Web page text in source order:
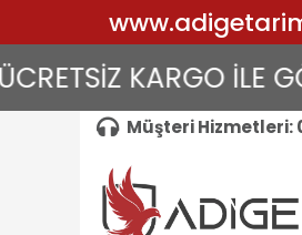
KARGO İLE
Müşteri Hizmetleri: